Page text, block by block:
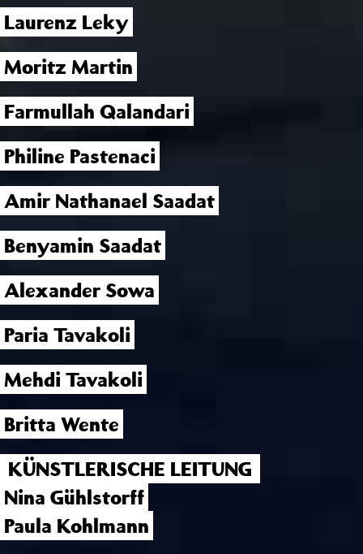
Laurenz Leky
Moritz Martin
Farmullah Qalandari
Philine Pastenaci
Amir Nathanael Saadat
Benyamin Saadat
Alexander Sowa
Paria Tavakoli
Mehdi Tavakoli
Britta Wente
KÜNSTLERISCHE LEITUNG
Nina Gühlstorff
Paula Kohlmann